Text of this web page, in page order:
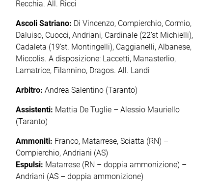
Recchia. All. Ricci
Ascoli Satriano: Di Vincenzo, Compierchio, Cormio,
Daluiso, Cuocci, Andriani, Cardinale (22’st Michielli),
Cadaleta (19’st. Montingelli), Caggianelli, Albanese,
Miccolis. A disposizione: Laccetti, Manasterlio,
Lamatrice, Filannino, Dragos. All. Landi
Arbitro: Andrea Salentino (Taranto)
Assistenti: Mattia De Tuglie – Alessio Mauriello
(Taranto)
Ammoniti: Franco, Matarrese, Sciatta (RN) –
Compierchio, Andriani (AS)
Espulsi: Matarrese (RN – doppia ammonizione) –
Andriani (AS – doppia ammonizione)